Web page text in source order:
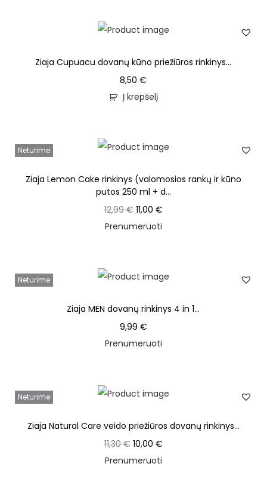
Ziaja Cupuacu dovanų kūno priežiūros rinkinys...
8,50€
Į krepšelį
Neturime
Ziaja Lemon Cake rinkinys (valomosios rankų ir kūno
putos 250 ml + d...
12,99€ 11,00 €
Prenumeruoti
Neturime
Ziaja MEN dovanų rinkinys 4 in 1...
9,99 €
Prenumeruoti
Neturime
Ziaja Natural Care veido priežiūros dovanų rinkinys...
11,30€ 10,00 €
Prenumeruoti